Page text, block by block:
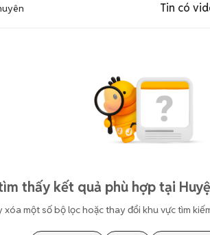
Tin có
thấy kết quả phù hợp tại
xóa một số bộ lọc hoặc thay đổi khu vực tìm